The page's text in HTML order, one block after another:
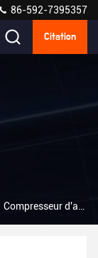
86-592-7395357
Citation
Compresseur d'air